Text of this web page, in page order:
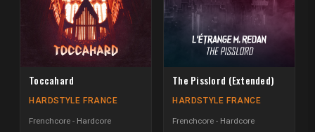
Toccahard
HARDSTYLE FRANCE
Frenchcore - Hardcore
The Pisslord (Extended)
HARDSTYLE FRANCE
Frenchcore - Hardcore